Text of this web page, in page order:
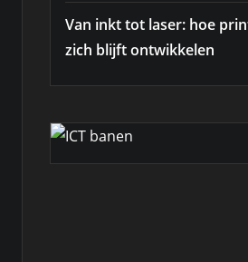
Van inkt tot laser: hoe
zich blijft ontwikkelen